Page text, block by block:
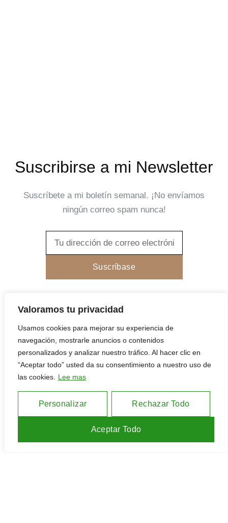
Valoramos tu privacidad
Usamos cookies para mejorar su experiencia de
navegación, mostrarle anuncios o contenidos
personalizados y analizar nuestro tráfico. Al hacer clic en
“Aceptar todo” usted da su consentimiento a nuestro uso de
las cookies.
Lee mas
Personalizar Rechazar Todo
Aceptar Todo
Suscribirse a mi Newsletter
Suscríbete a mi boletín semanal. ¡No envíamos
ningún correo spam nunca!
Email
Suscríbase
Politica de cookiesPolitica de privacidad